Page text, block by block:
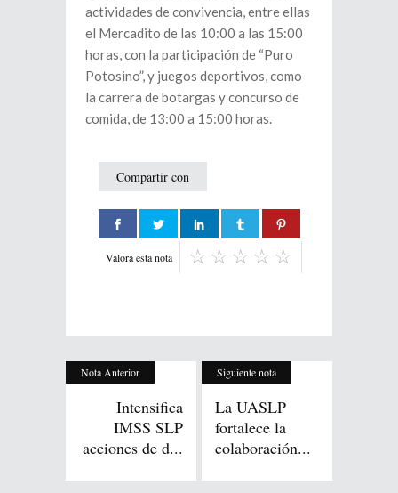
actividades de convivencia, entre ellas
el Mercadito de las 10:00 a las 15:00
horas, con la participación de “Puro
Potosino”, y juegos deportivos, como
la carrera de botargas y concurso de
comida, de 13:00 a 15:00 horas.
Compartir con
Valora esta nota
Nota Anterior
Intensifica
IMSS SLP
acciones de d...
Siguiente nota
La UASLP
fortalece la
colaboración...